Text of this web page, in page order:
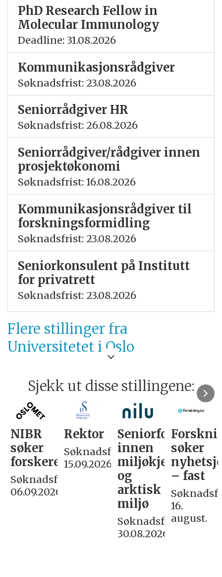
PhD Research Fellow in
Molecular Immunology
Deadline: 31.08.2026
Kommunikasjonsrådgiver
Søknadsfrist: 23.08.2026
Seniorrådgiver HR
Søknadsfrist: 26.08.2026
Seniorrådgiver/rådgiver innen
prosjektøkonomi
Søknadsfrist: 16.08.2026
Kommunikasjonsrådgiver til
forskningsformidling
Søknadsfrist: 23.08.2026
Seniorkonsulent på Institutt
for privatrett
Søknadsfrist: 23.08.2026
Flere stillinger fra
Universitetet i Oslo
Sjekk ut disse stillingene:
NIBR
søker
forskere
Søknadsfrist:
06.09.2026
Rektor
Søknadsfrist:
15.09.2026
Seniorforsker
innen
miljøkjemi
og
arktisk
miljø
Søknadsfrist:
30.08.2026
søker
– fast
16.
august.